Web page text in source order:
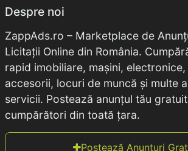
Despre noi
ZappAds.ro – Marketplace de
Licitații Online din România.
rapid imobiliare, mașini, electronice,
accesorii, locuri de muncă și multe
servicii. Postează anunțul tău
cumpărători din toată țara.
Postează Anunțuri